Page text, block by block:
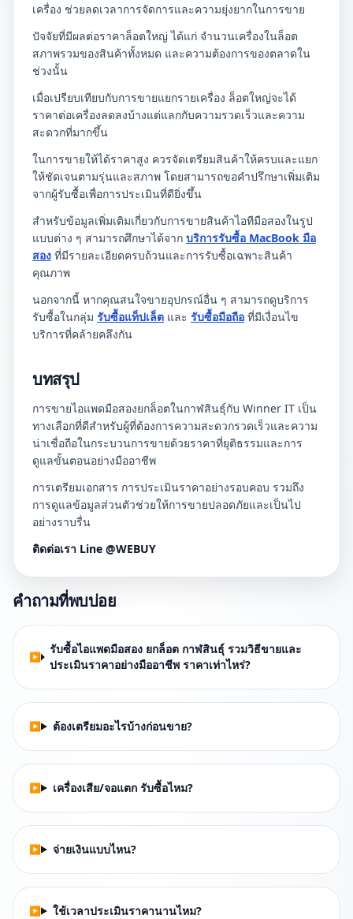
เครื่อง ช่วยลดเวลาการจัดการและความยุ่งยากในการขาย
ปัจจัยที่มีผลต่อราคาล็อตใหญ่ ได้แก่ จำนวนเครื่องในล็อต
สภาพรวมของสินค้าทั้งหมด และความต้องการของตลาดใน
ช่วงนั้น
เมื่อเปรียบเทียบกับการขายแยกรายเครื่อง ล็อตใหญ่จะได้
ราคาต่อเครื่องลดลงบ้างแต่แลกกับความรวดเร็วและความ
สะดวกที่มากขึ้น
ในการขายให้ได้ราคาสูง ควรจัดเตรียมสินค้าให้ครบและแยก
ให้ชัดเจนตามรุ่นและสภาพ โดยสามารถขอคำปรึกษาเพิ่มเติม
จากผู้รับซื้อเพื่อการประเมินที่ดียิ่งขึ้น
สำหรับข้อมูลเพิ่มเติมเกี่ยวกับการขายสินค้าไอทีมือสองในรูป
แบบต่าง ๆ สามารถศึกษาได้จาก บริการรับซื้อ MacBook มือ
สอง ที่มีรายละเอียดครบถ้วนและการรับซื้อเฉพาะสินค้า
คุณภาพ
นอกจากนี้ หากคุณสนใจขายอุปกรณ์อื่น ๆ สามารถดูบริการ
รับซื้อในกลุ่ม รับซื้อแท็ปเล็ต และ รับซื้อมือถือ ที่มีเงื่อนไข
บริการที่คล้ายคลึงกัน
บทสรุป
การขายไอแพดมือสองยกล็อตในกาฬสินธุ์กับ Winner IT เป็น
ทางเลือกที่ดีสำหรับผู้ที่ต้องการความสะดวกรวดเร็วและความ
น่าเชื่อถือในกระบวนการขายด้วยราคาที่ยุติธรรมและการ
ดูแลขั้นตอนอย่างมืออาชีพ
การเตรียมเอกสาร การประเมินราคาอย่างรอบคอบ รวมถึง
การดูแลข้อมูลส่วนตัวช่วยให้การขายปลอดภัยและเป็นไป
อย่างราบรื่น
ติดต่อเรา Line @WEBUY
คำถามที่พบบ่อย
รับซื้อไอแพดมือสอง ยกล็อต กาฬสินธุ์ รวมวิธีขายและ
ประเมินราคาอย่างมืออาชีพ ราคาเท่าไหร่?
ต้องเตรียมอะไรบ้างก่อนขาย?
เครื่องเสีย/จอแตก รับซื้อไหม?
จ่ายเงินแบบไหน?
ใช้เวลาประเมินราคานานไหม?